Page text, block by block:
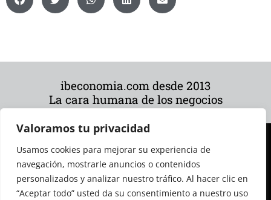
Valoramos tu privacidad
Usamos cookies para mejorar su experiencia de
navegación, mostrarle anuncios o contenidos
personalizados y analizar nuestro tráfico. Al hacer clic en
“Aceptar todo” usted da su consentimiento a nuestro uso
ibeconomia.com desde 2013
La cara humana de los negocios